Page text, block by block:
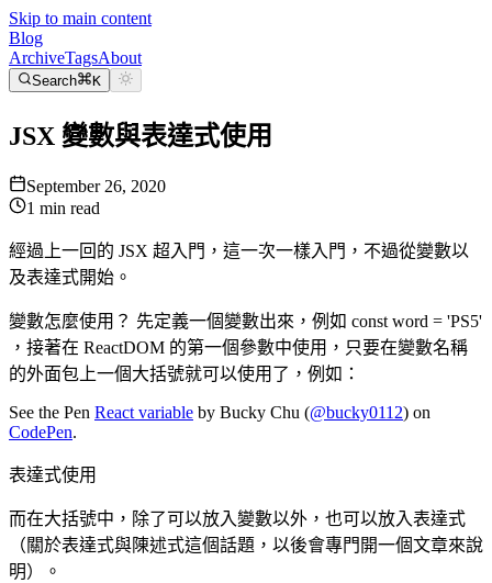
Skip to main content
Blog
ArchiveTagsAbout
Search K
JSX 變數與表達式使用
September 26, 2020
1 min read
經過上一回的 JSX 超入門，這一次一樣入門，不過從變數以
及表達式開始。
變數怎麼使用？ 先定義一個變數出來，例如 const word = 'PS5'
，接著在 ReactDOM 的第一個參數中使用，只要在變數名稱
的外面包上一個大括號就可以使用了，例如：
See the Pen React variable by Bucky Chu (@bucky0112) on
CodePen.
表達式使用
而在大括號中，除了可以放入變數以外，也可以放入表達式
（關於表達式與陳述式這個話題，以後會專門開一個文章來說
明）。